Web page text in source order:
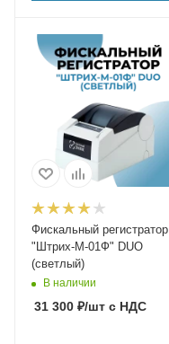
Фискальный регистратор
"Штрих-М-01Ф" DUO
(светлый)
В наличии
31 300 ₽/шт с НДС